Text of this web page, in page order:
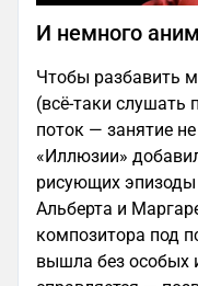
И немного
Чтобы разбавить
(всё-таки слушать
поток — занятие
«Иллюзии»
рисующих
Альберта и
композитора под
вышла без особых